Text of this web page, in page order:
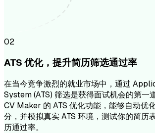
02
ATS 优化，提升简历筛选通过率
在当今竞争激烈的就业市场中，通过
System (ATS) 筛选是获得面试机会的第一
CV Maker 的 ATS 优化功能，能够自动优
分，并模拟真实 ATS 环境，测试你的简历
历通过率。